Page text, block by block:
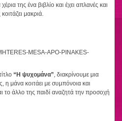
της ένα βιβλίο και έχει απλανές και
μακριά.
“Η ψυχομάνα” , διακρίνουμε μια
η μάνα κοιτάει με συμπόνοια και
άλλο της παιδί αναζητά την προσοχή